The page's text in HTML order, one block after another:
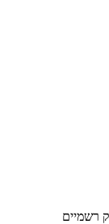
רשמיים